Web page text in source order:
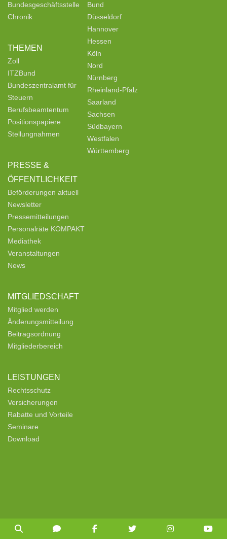
Bundesgeschäftsstelle
Chronik
THEMEN
Zoll
ITZBund
Bundeszentralamt für
Steuern
Berufsbeamtentum
Positionspapiere
Stellungnahmen
PRESSE &
ÖFFENTLICHKEIT
Beförderungen aktuell
Newsletter
Pressemitteilungen
Personalräte KOMPAKT
Mediathek
Veranstaltungen
News
MITGLIEDSCHAFT
Mitglied werden
Änderungsmitteilung
Beitragsordnung
Mitgliederbereich
LEISTUNGEN
Rechtsschutz
Versicherungen
Rabatte und Vorteile
Seminare
Download
Bund
Düsseldorf
Hannover
Hessen
Köln
Nord
Nürnberg
Rheinland-Pfalz
Saarland
Sachsen
Südbayern
Westfalen
Württemberg